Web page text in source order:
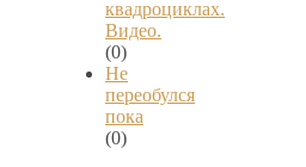
квадроциклах.
Видео.
(0)
Не
переобулся
пока
(0)